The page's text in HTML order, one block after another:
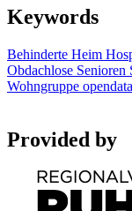
Keywords
Behinderte Heim
Obdachlose Senioren
Wohngruppe opendata
Provided by